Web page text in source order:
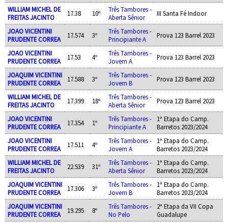
WILLIAM MICHEL DE
FREITAS JACINTO
17.38 10º
Três Tambores -
Aberta Sênior
III Santa Fé Indoor
JOAO VICENTINI
PRUDENTE CORREA
17.574 3º
Três Tambores -
Principiante A
Prova 123 Barrel 2023
JOAO VICENTINI
PRUDENTE CORREA
17.53 4º
Três Tambores -
Jovem A
Prova 123 Barrel 2023
JOAQUIM VICENTINI
PRUDENTE CORREA
17.588 3º
Três Tambores -
Jovem B
Prova 123 Barrel 2023
WILLIAM MICHEL DE
FREITAS JACINTO
17.399 18º
Três Tambores -
Aberta Sênior
Prova 123 Barrel 2023
JOAO VICENTINI
PRUDENTE CORREA
17.354 1º
Três Tambores -
Principiante A
1ª Etapa do Camp.
Barretos 2023/2024
JOAO VICENTINI
PRUDENTE CORREA
17.511 4º
Três Tambores -
Jovem A
1ª Etapa do Camp.
Barretos 2023/2024
WILLIAM MICHEL DE
FREITAS JACINTO
22.539 31º
Três Tambores -
Aberta Sênior
1ª Etapa do Camp.
Barretos 2023/2024
JOAQUIM VICENTINI
PRUDENTE CORREA
17.306 3º
Três Tambores -
Jovem B
1ª Etapa do Camp.
Barretos 2023/2024
JOAQUIM VICENTINI
PRUDENTE CORREA
19.295 8º
Três Tambores -
No Pelo
2ª Etapa da VII Copa
Guadalupe